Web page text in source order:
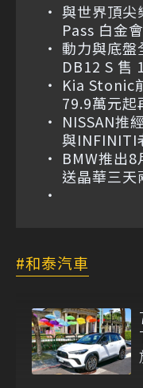
與世界頂
Pass 白金
動力與底
DB12 S 售
Kia Stonic
79.9萬元起
NISSAN推
與INFINITI
BMW推出
送晶華三
和泰汽車